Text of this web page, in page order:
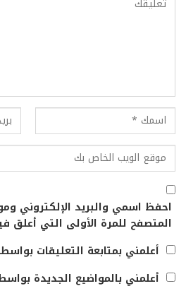
احفظ اسمي والبريد الإلكتروني
المتصفح للمرة الأولى التي أعلق
أعلمني بمتابعة التعليقات
أعلمني بالمواضيع الجديدة